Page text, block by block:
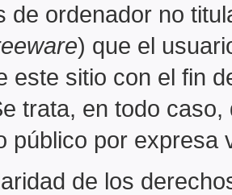
de ordenador no
) que el
este sitio con el fin
trata, en todo
público por expresa
de los